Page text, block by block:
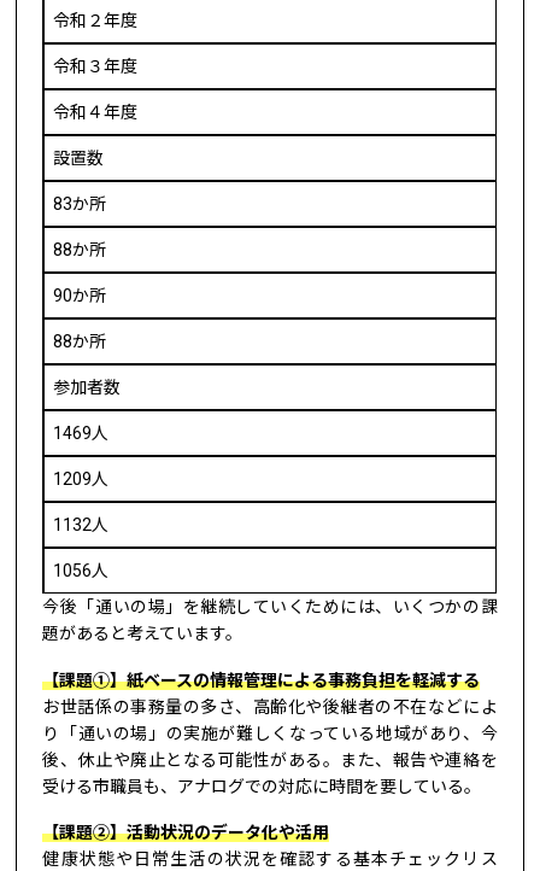
令和２年度
令和３年度
令和４年度
設置数
83か所
88か所
90か所
88か所
参加者数
1469人
1209人
1132人
1056人
今後「通いの場」を継続していくためには、いくつかの課
題があると考えています。
【課題①】紙ベースの情報管理による事務負担を軽減する
お世話係の事務量の多さ、高齢化や後継者の不在などによ
り「通いの場」の実施が難しくなっている地域があり、今
後、休止や廃止となる可能性がある。また、報告や連絡を
受ける市職員も、アナログでの対応に時間を要している。
【課題②】活動状況のデータ化や活用
健康状態や日常生活の状況を確認する基本チェックリス